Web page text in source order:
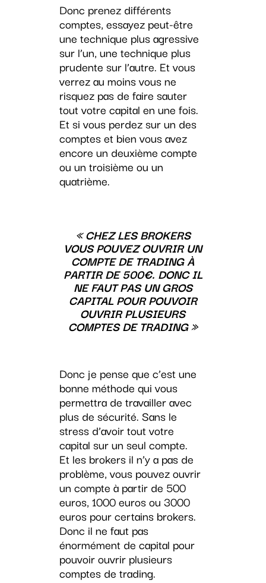
Donc prenez différents
comptes, essayez peut-être
une technique plus agressive
sur l’un, une technique plus
prudente sur l’autre. Et vous
verrez au moins vous ne
risquez pas de faire sauter
tout votre capital en une fois.
Et si vous perdez sur un des
comptes et bien vous avez
encore un deuxième compte
ou un troisième ou un
quatrième.
« CHEZ LES BROKERS
VOUS POUVEZ OUVRIR UN
COMPTE DE TRADING À
PARTIR DE 500€. DONC IL
NE FAUT PAS UN GROS
CAPITAL POUR POUVOIR
OUVRIR PLUSIEURS
COMPTES DE TRADING »
Donc je pense que c’est une
bonne méthode qui vous
permettra de travailler avec
plus de sécurité. Sans le
stress d’avoir tout votre
capital sur un seul compte.
Et les brokers il n’y a pas de
problème, vous pouvez ouvrir
un compte à partir de 500
euros, 1000 euros ou 3000
euros pour certains brokers.
Donc il ne faut pas
énormément de capital pour
pouvoir ouvrir plusieurs
comptes de trading.